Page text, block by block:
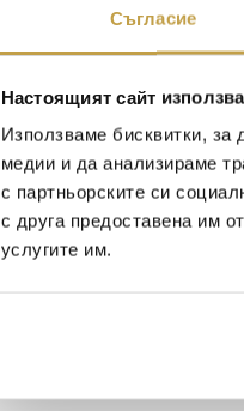
Съгласие
Настоящият сайт
Използваме бисквитки,
медии и да анализираме
с партньорските си
с друга предоставена им
услугите им.